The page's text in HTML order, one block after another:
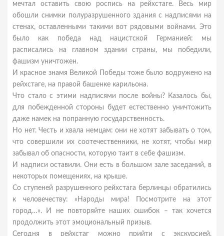
мечтал оставить свою роспись на рейхстаге. Весь мир
обошли снимки полуразрушенного здания с надписями на
стенах, оставленными такими вот рядовыми войнами. Это
было как победа над нацистской Германией: мы
расписались на главном здании страны, мы победили,
фашизм уничтожен.
И красное знамя Великой Победы тоже было водружено на
рейхстаге, на правой башенке карильона.
Что стало с этими надписями после войны? Казалось бы,
для побежденной стороны будет естественно уничтожить
даже намек на попранную государственность.
Но нет. Честь и хвала немцам: они не хотят забывать о том,
что совершили их соотечественники, не хотят, чтобы мир
забывал об опасности, которую таит в себе фашизм.
И надписи оставили. Они есть в большом зале заседаний, в
некоторых помещениях, на крыше.
Со ступеней разрушенного рейхстага берлинцы обратились
к человечеству: «Народы мира! Посмотрите на этот
город…». И не повторяйте наших ошибок – так хочется
продолжить этот эмоциональный призыв.
Сегодня в рейхстаг можно прийти с экскурсией,